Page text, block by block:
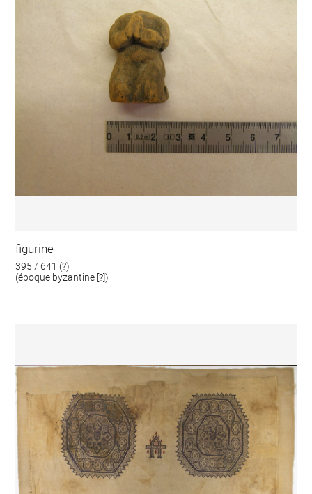
figurine
395 / 641 (?)
(époque byzantine [?])